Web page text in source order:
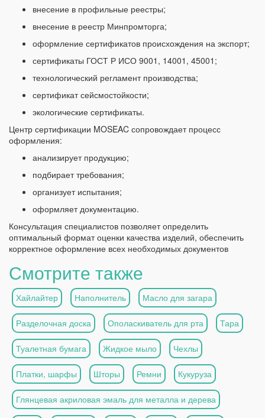
внесение в профильные реестры;
внесение в реестр Минпромторга;
оформление сертификатов происхождения на экспорт;
сертификаты ГОСТ Р ИСО 9001, 14001, 45001;
технологический регламент производства;
сертификат сейсмостойкости;
экологические сертификаты.
Центр сертификации MOSEAC сопровождает процесс
оформления:
анализирует продукцию;
подбирает требования;
организует испытания;
оформляет документацию.
Консультация специалистов позволяет определить
оптимальный формат оценки качества изделий, обеспечить
корректное оформление всех необходимых документов
Смотрите также
Хайлайтер Наполнитель Масло для загара
Разделочная доска Ополаскиватель для рта Тара
Туалетная бумага Жидкое мыло Чехлы
Платки, шарфы Шторы Ремни Кукуруза
Глянцевая акриловая эмаль для металла и дерева